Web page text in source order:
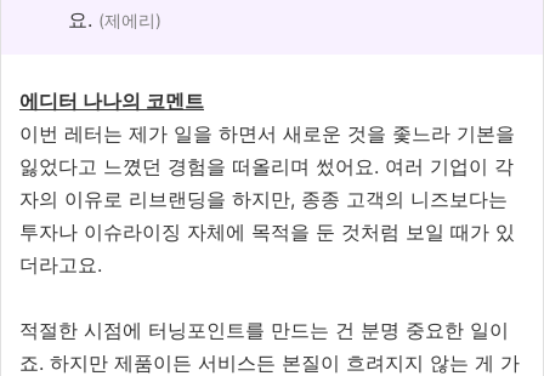
요. (제에리)
에디터 나나의 코멘트
이번 레터는 제가 일을 하면서 새로운 것을 좇느라 기본을
잃었다고 느꼈던 경험을 떠올리며 썼어요. 여러 기업이 각
자의 이유로 리브랜딩을 하지만, 종종 고객의 니즈보다는
투자나 이슈라이징 자체에 목적을 둔 것처럼 보일 때가 있
더라고요.
적절한 시점에 터닝포인트를 만드는 건 분명 중요한 일이
죠. 하지만 제품이든 서비스든 본질이 흐려지지 않는 게 가